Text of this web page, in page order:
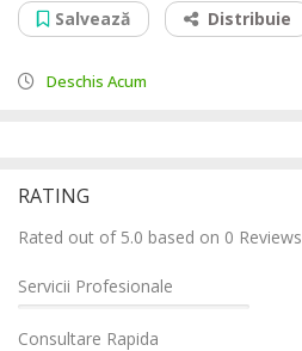
Salvează
Distribuie
Deschis Acum
RATING
Rated out of 5.0 based on 0 Reviews
Servicii Profesionale
Consultare Rapida